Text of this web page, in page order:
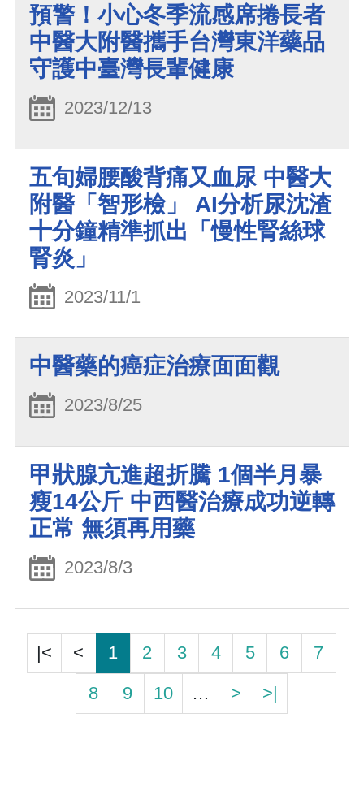
預警！小心冬季流感席捲長者
中醫大附醫攜手台灣東洋藥品
守護中臺灣長輩健康
2023/12/13
五旬婦腰酸背痛又血尿 中醫大
附醫「智形檢」 AI分析尿沈渣
十分鐘精準抓出「慢性腎絲球
腎炎」
2023/11/1
中醫藥的癌症治療面面觀
2023/8/25
甲狀腺亢進超折騰 1個半月暴
瘦14公斤 中西醫治療成功逆轉
正常 無須再用藥
2023/8/3
|< < 1 2 3 4 5 6
7
8
9 10 … > >|